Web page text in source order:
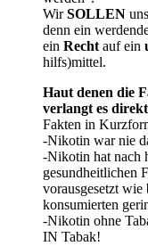
WirSOLLEN
denn ein
ein Recht auf ein
hilfs)mittel.
Haut denen die
verlangt es
Fakten in
-Nikotin war nie
-Nikotin hat nach
gesundheitlichen
vorausgesetzt
konsumierten
-Nikotin ohne
IN Tabak!